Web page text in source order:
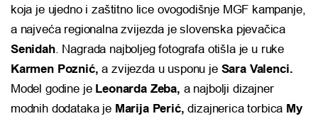
koja je ujedno i zaštitno lice ovogodišnje MGF kampanje,
a najveća regionalna zvijezda je slovenska pjevačica
Senidah. Nagrada najboljeg fotografa otišla je u ruke
Karmen Poznić, a zvijezda u usponu je Sara Valenci.
Model godine je Leonarda Zeba, a najbolji dizajner
modnih dodataka je Marija Perić, dizajnerica torbica My